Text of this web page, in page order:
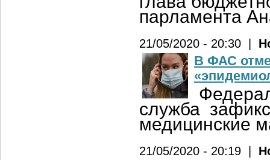
парламента
21/05/2020 - 20:30 |
В ФАС
служба
медицинские
21/05/2020 - 20:19 |